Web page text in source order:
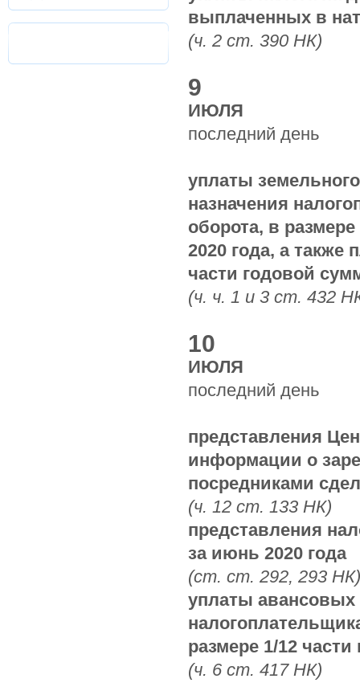
выплаченных в
(ч. 2 ст. 390 НК)
9
ИЮЛЯ
последний день
уплаты
назначения
оборота, в
2020 года, а также
части годовой
(ч. ч. 1 и 3 ст. 432
10
ИЮЛЯ
последний день
представления
информации о
посредниками
(ч. 12 ст. 133 НК)
представления
за июнь 2020 года
(ст. ст. 292, 293 НК)
уплаты авансовых
размере 1/12
(ч. 6 ст. 417 НК)